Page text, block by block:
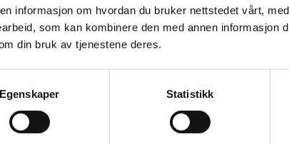
informasjon om hvordan du bruker nettstedet vårt,
som kan kombinere den med annen informasjon
din bruk av tjenestene deres.
Egenskaper Statistikk